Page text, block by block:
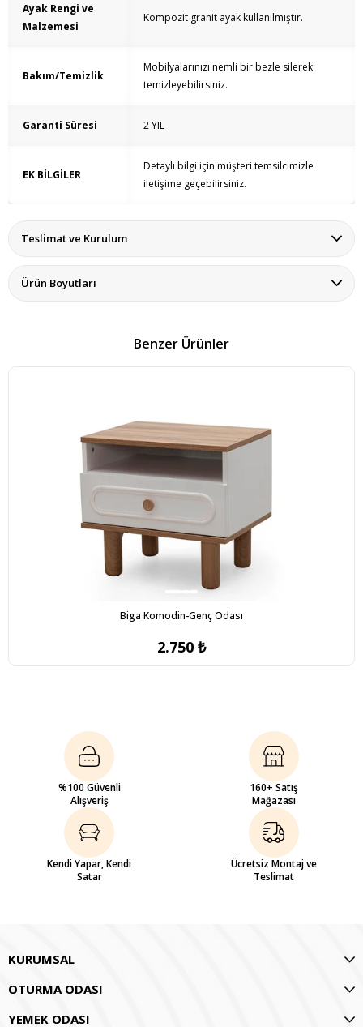
Ayak Rengi ve
Malzemesi
Kompozit granit ayak kullanılmıştır.
Bakım/Temizlik
Mobilyalarınızı nemli bir bezle silerek
temizleyebilirsiniz.
Garanti Süresi 2 YIL
EK BİLGİLER
Detaylı bilgi için müşteri temsilcimizle
iletişime geçebilirsiniz.
Teslimat ve Kurulum
Ürün Boyutları
Benzer Ürünler
Biga Komodin-Genç Odası
2.750 ₺
%100 Güvenli
Alışveriş
160+ Satış
Mağazası
Kendi Yapar, Kendi
Satar
Ücretsiz Montaj ve
Teslimat
KURUMSAL
OTURMA ODASI
YEMEK ODASI